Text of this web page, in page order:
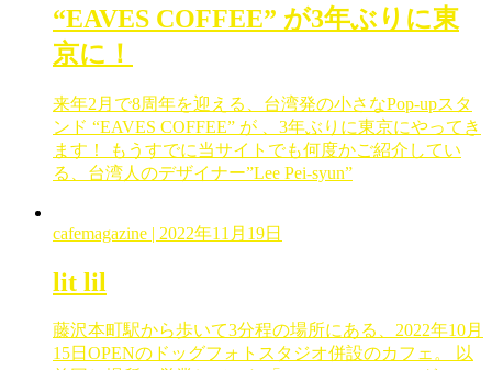
“EAVES COFFEE” が3年ぶりに東
京に！
来年2月で8周年を迎える、台湾発の小さなPop-upスタ
ンド “EAVES COFFEE” が 、3年ぶりに東京にやってき
ます！ もうすでに当サイトでも何度かご紹介してい
る、台湾人のデザイナー”Lee Pei-syun”
cafemagazine | 2022年11月19日
lit lil
藤沢本町駅から歩いて3分程の場所にある、2022年10月
15日OPENのドッグフォトスタジオ併設のカフェ。 以